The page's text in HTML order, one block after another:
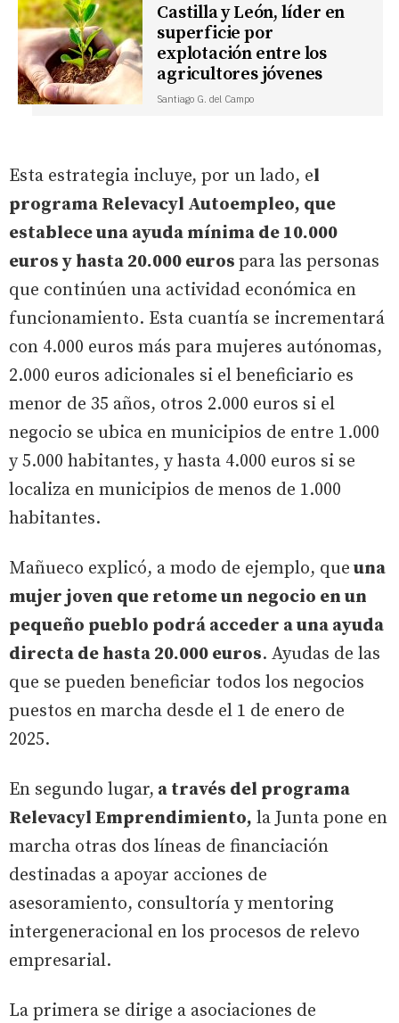
Castilla y León, líder en
superficie por
explotación entre los
agricultores jóvenes
Santiago G. del Campo
Esta estrategia incluye, por un lado, el
programa Relevacyl Autoempleo, que
establece una ayuda mínima de 10.000
euros y hasta 20.000 euros para las personas
que continúen una actividad económica en
funcionamiento. Esta cuantía se incrementará
con 4.000 euros más para mujeres autónomas,
2.000 euros adicionales si el beneficiario es
menor de 35 años, otros 2.000 euros si el
negocio se ubica en municipios de entre 1.000
y 5.000 habitantes, y hasta 4.000 euros si se
localiza en municipios de menos de 1.000
habitantes.
Mañueco explicó, a modo de ejemplo, que una
mujer joven que retome un negocio en un
pequeño pueblo podrá acceder a una ayuda
directa de hasta 20.000 euros. Ayudas de las
que se pueden beneficiar todos los negocios
puestos en marcha desde el 1 de enero de
2025.
En segundo lugar, a través del programa
Relevacyl Emprendimiento, la Junta pone en
marcha otras dos líneas de financiación
destinadas a apoyar acciones de
asesoramiento, consultoría y mentoring
intergeneracional en los procesos de relevo
empresarial.
La primera se dirige a asociaciones de